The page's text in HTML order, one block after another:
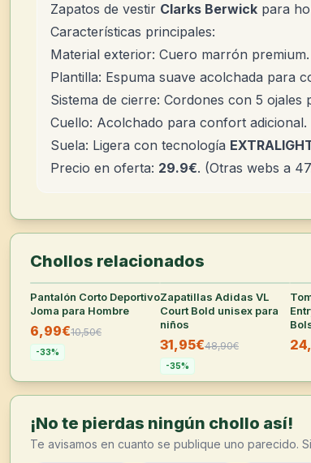
Zapatos de vestir Clarks Berwick para
Características principales:
Material exterior: Cuero marrón premium.
Plantilla: Espuma suave acolchada para
Sistema de cierre: Cordones con 5 ojales
Cuello: Acolchado para confort adicional.
Suela: Ligera con tecnología
Precio en oferta: 29.9€. (Otras webs a
Chollos relacionados
34°
Pantalón Corto Deportivo
Joma para Hombre
6,99€10,50€
-33%
30
Zapatillas Adidas VL
Court Bold unisex para
niños
31,95€48,90€
-35%
¡No te pierdas ningún chollo así!
Te avisamos en cuanto se publique uno parecido.